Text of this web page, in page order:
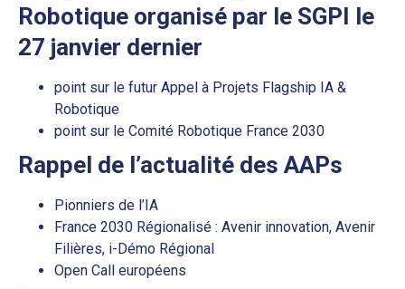
Robotique organisé par le SGPI le
27 janvier dernier
point sur le futur Appel à Projets Flagship IA &
Robotique
point sur le Comité Robotique France 2030
Rappel de l’actualité des AAPs
Pionniers de l’IA
France 2030 Régionalisé : Avenir innovation, Avenir
Filières, i-Démo Régional
Open Call européens